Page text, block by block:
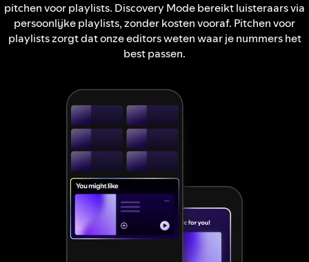
pitchen voor playlists. Discovery Mode bereikt luisteraars via
persoonlijke playlists, zonder kosten vooraf. Pitchen voor
playlists zorgt dat onze editors weten waar je nummers het
best passen.